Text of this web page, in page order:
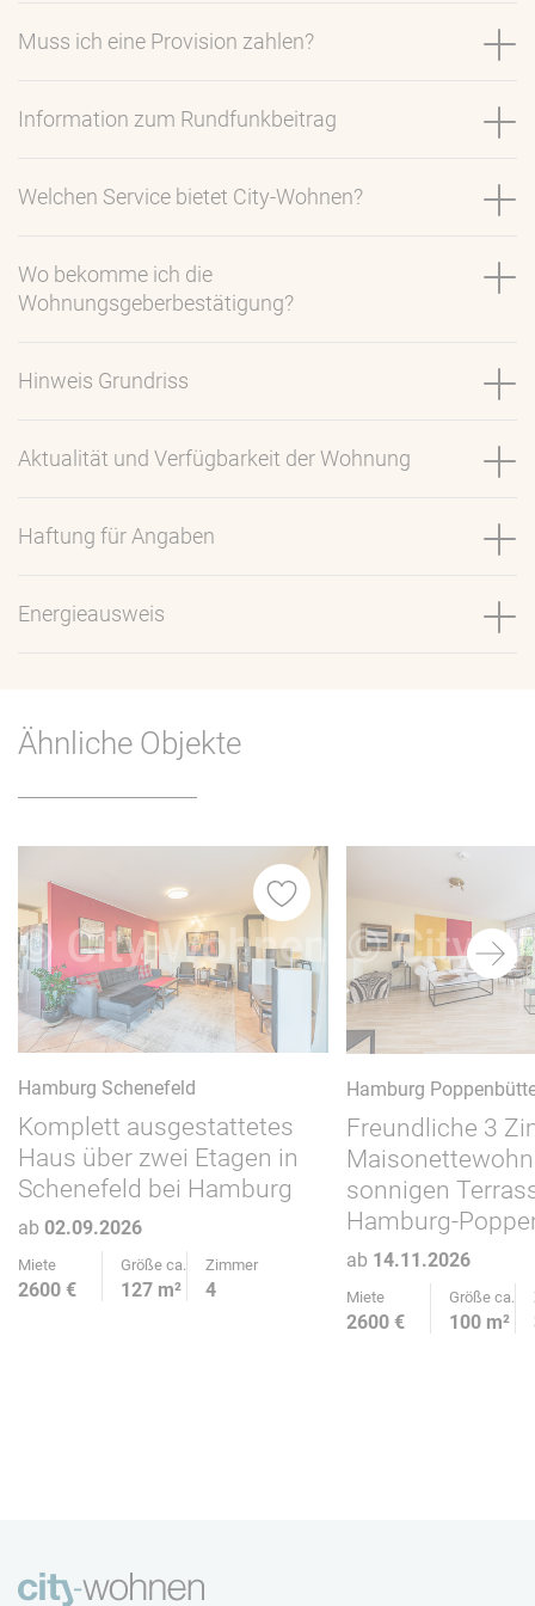
Muss ich eine Provision zahlen?
Information zum Rundfunkbeitrag
Welchen Service bietet City-Wohnen?
Wo bekomme ich die
Wohnungsgeberbestätigung?
Hinweis Grundriss
Aktualität und Verfügbarkeit der Wohnung
Haftung für Angaben
Energieausweis
Ähnliche Objekte
Hamburg Schenefeld
Komplett ausgestattetes
Haus über zwei Etagen in
Schenefeld bei Hamburg
ab 02.09.2026
Miete Größe ca. Zimmer
2600 € 127 m² 4
Hamburg
Freundliche 3
sonnigen
Hamburg-
ab 14.11.2026
Miete Größe ca.
2600 € 100 m²
Merkliste